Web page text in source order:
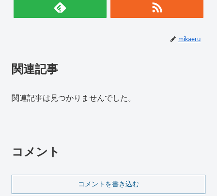
mikaeru
関連記事
関連記事は見つかりませんでした。
コメント
コメントを書き込む